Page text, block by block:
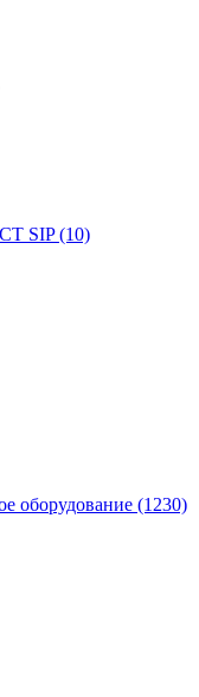
SIP(10)
оборудование (1230)